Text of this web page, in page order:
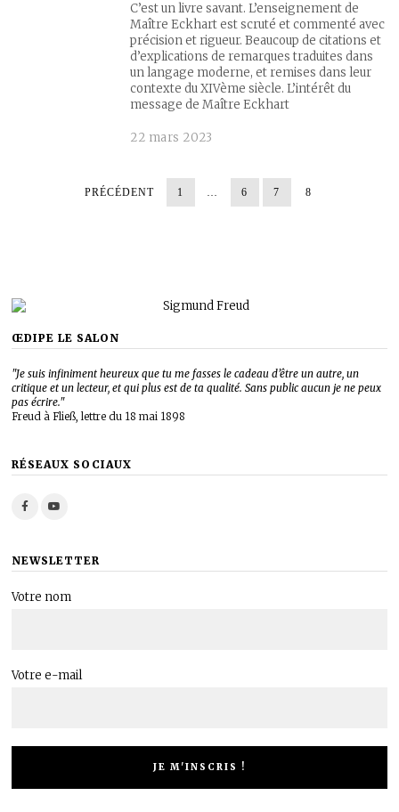
C’est un livre savant. L’enseignement de
Maître Eckhart est scruté et commenté avec
précision et rigueur. Beaucoup de citations et
d’explications de remarques traduites dans
un langage moderne, et remises dans leur
contexte du XIVème siècle. L’intérêt du
message de Maître Eckhart
22 mars 2023
PRÉCÉDENT 1 … 6 7 8
ŒDIPE LE SALON
"Je suis infiniment heureux que tu me fasses le cadeau d’être un autre, un
critique et un lecteur, et qui plus est de ta qualité. Sans public aucun je ne peux
pas écrire."
Freud à Fließ, lettre du 18 mai 1898
RÉSEAUX SOCIAUX
NEWSLETTER
Votre nom
Votre e-mail